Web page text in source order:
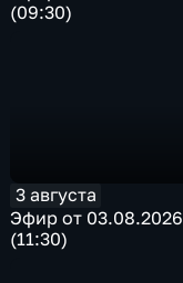
(09:30)
3 августа
Эфир от 03.08.2026
(11:30)